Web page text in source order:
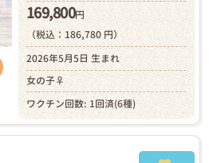
169,800円
（税込：186,780 円）
2026年5月5日 生まれ
女の子♀
ワクチン回数: 1回済(6種)